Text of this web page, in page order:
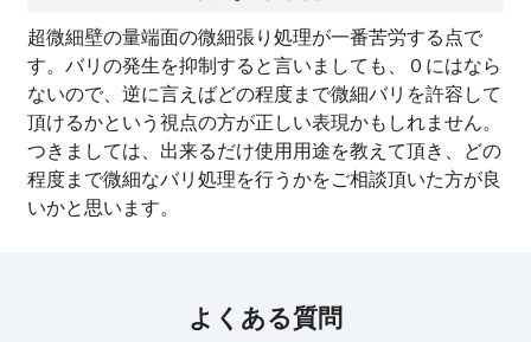
超微細壁の量端面の微細張り処理が一番苦労する点で
す。バリの発生を抑制すると言いましても、０にはなら
ないので、逆に言えばどの程度まで微細バリを許容して
頂けるかという視点の方が正しい表現かもしれません。
つきましては、出来るだけ使用用途を教えて頂き、どの
程度まで微細なバリ処理を行うかをご相談頂いた方が良
いかと思います。
よくある質問